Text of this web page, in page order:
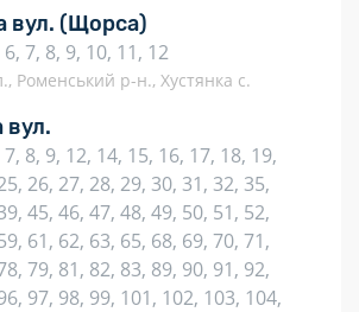
вул. (Щорса)
7, 8, 9, 10, 11, 12
Роменський р-н., Хустянка с.
вул.
8, 9, 12, 14, 15, 16, 17, 18, 19,
26, 27, 28, 29, 30, 31, 32, 35,
45, 46, 47, 48, 49, 50, 51, 52,
61, 62, 63, 65, 68, 69, 70, 71,
79, 81, 82, 83, 89, 90, 91, 92,
97, 98, 99, 101, 102, 103, 104,